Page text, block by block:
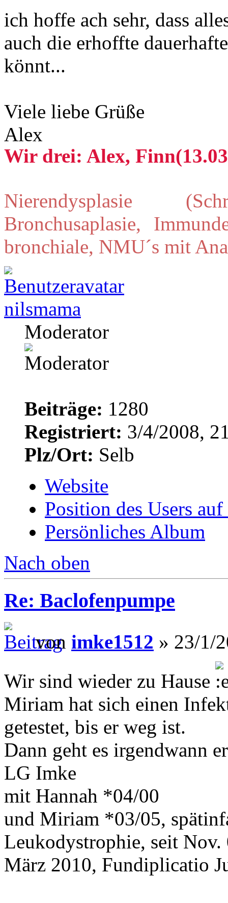
ich hoffe ach sehr, dass
auch die erhoffte
könnt...
Viele liebe Grüße
Alex
Wir drei: Alex,
Nierendysplasie
Bronchusaplasie,
bronchiale, NMU´s mit
nilsmama
Moderator
Beiträge: 1280
Registriert: 3/4/2008,
Plz/Ort: Selb
Website
Position des Users
Persönliches Album
Nach oben
Re: Baclofenpumpe
von imke1512 » 23/1/
Wir sind wieder zu Hause
Miriam hat sich einen
getestet, bis er weg ist.
Dann geht es irgendwann
LG Imke
mit Hannah *04/00
und Miriam *03/05,
Leukodystrophie, seit
März 2010, Fundiplicatio